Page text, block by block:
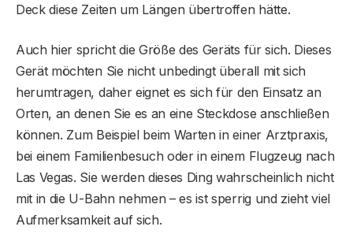
Deck diese Zeiten um Längen übertroffen hätte.
Auch hier spricht die Größe des Geräts für sich. Dieses
Gerät möchten Sie nicht unbedingt überall mit sich
herumtragen, daher eignet es sich für den Einsatz an
Orten, an denen Sie es an eine Steckdose anschließen
können. Zum Beispiel beim Warten in einer Arztpraxis,
bei einem Familienbesuch oder in einem Flugzeug nach
Las Vegas. Sie werden dieses Ding wahrscheinlich nicht
mit in die U-Bahn nehmen – es ist sperrig und zieht viel
Aufmerksamkeit auf sich.